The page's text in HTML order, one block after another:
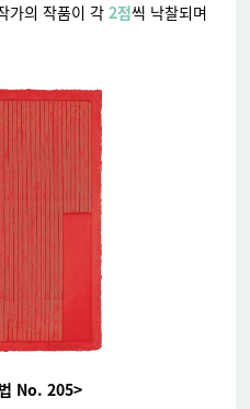
가의 작품이 각2점씩 낙찰되며
No. 205>